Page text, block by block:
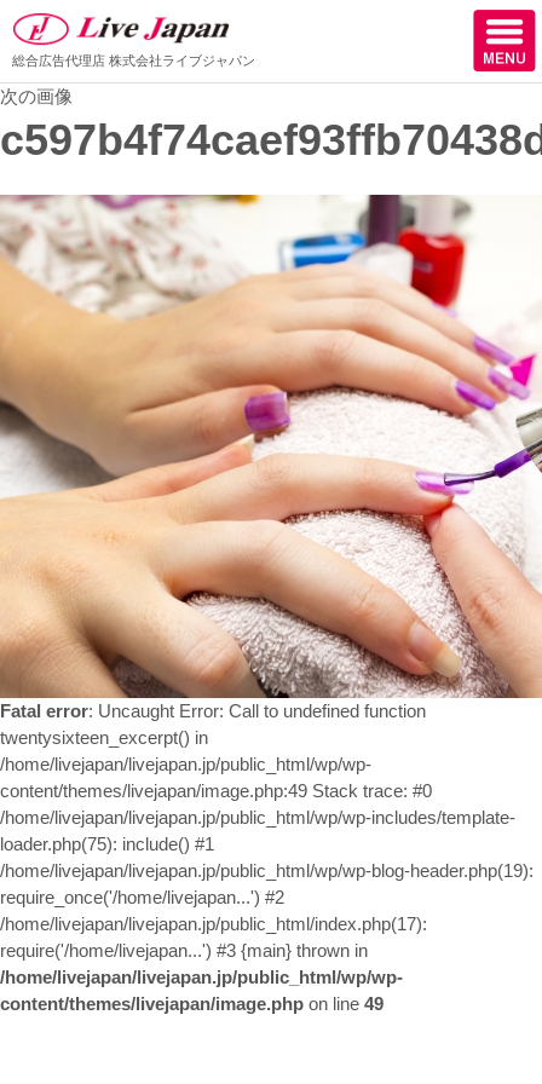
会社情報
スタッフ紹介
取扱媒体
サロン様からの声
ケーススタディー
採用
お問い合わせ
総合広告代理店 株式会社ライブジャパン
次の画像
Fatal error: Uncaught Error: Call to undefined function
twentysixteen_excerpt() in
/home/livejapan/livejapan.jp/public_html/wp/wp-
content/themes/livejapan/image.php:49 Stack trace: #0
/home/livejapan/livejapan.jp/public_html/wp/wp-includes/template-
loader.php(75): include() #1
/home/livejapan/livejapan.jp/public_html/wp/wp-blog-header.php(19):
require_once('/home/livejapan...') #2
/home/livejapan/livejapan.jp/public_html/index.php(17):
require('/home/livejapan...') #3 {main} thrown in
/home/livejapan/livejapan.jp/public_html/wp/wp-
content/themes/livejapan/image.php on line 49